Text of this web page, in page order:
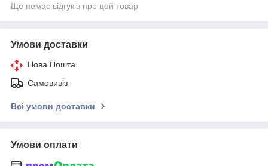
Ще немає відгуків про цей товар
Умови доставки
Нова Пошта
Самовивіз
Всі умови доставки
Умови оплати